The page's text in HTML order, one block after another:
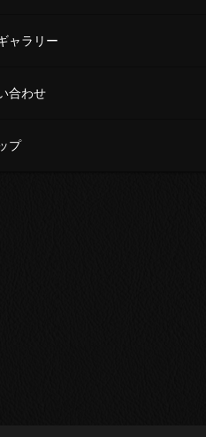
ャラリー
合わせ
プ